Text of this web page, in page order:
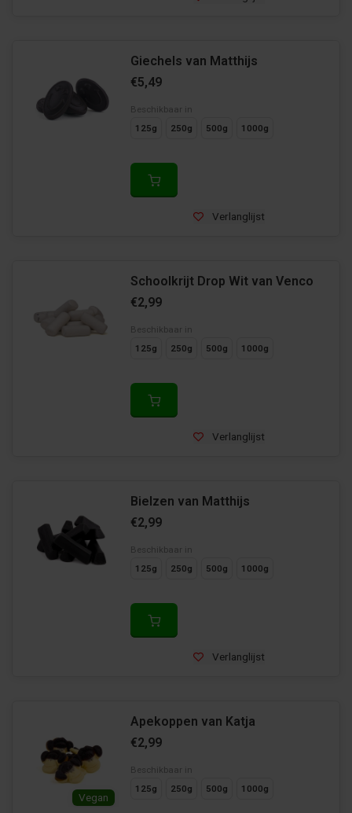
Giechels van Matthijs
€5,49
Beschikbaar in
125g
250g 500g 1000g
Verlanglijst
Schoolkrijt Drop Wit van Venco
€2,99
Beschikbaar in
125g
250g 500g 1000g
Verlanglijst
Bielzen van Matthijs
€2,99
Beschikbaar in
125g
250g 500g 1000g
Verlanglijst
Vegan
Apekoppen van Katja
€2,99
Beschikbaar in
125g
250g 500g 1000g